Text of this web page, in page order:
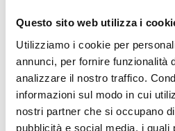
Questo sito web utilizza i
Utilizziamo i cookie per
annunci, per fornire funzionalità
analizzare il nostro traffico.
informazioni sul modo in cui
nostri partner che si occupano
pubblicità e social media, i quali
periodo.
Informazioni: